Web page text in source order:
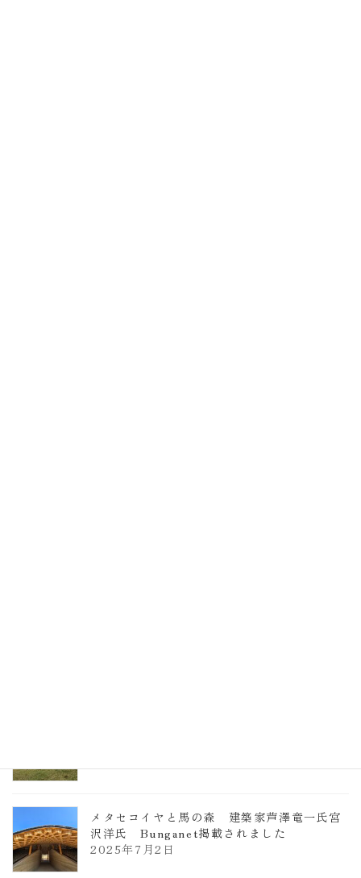
メタセコイヤと馬の森 建築家芦澤竜一氏宮
沢洋氏 Bunganet掲載されました
2025年7月2日